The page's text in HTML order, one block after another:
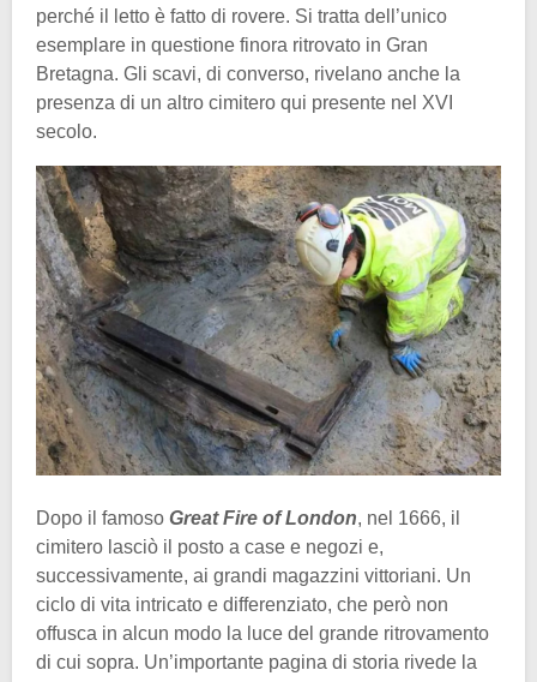
perché il letto è fatto di rovere. Si tratta dell’unico
esemplare in questione finora ritrovato in Gran
Bretagna. Gli scavi, di converso, rivelano anche la
presenza di un altro cimitero qui presente nel XVI
secolo.
Dopo il famoso Great Fire of London, nel 1666, il
cimitero lasciò il posto a case e negozi e,
successivamente, ai grandi magazzini vittoriani. Un
ciclo di vita intricato e differenziato, che però non
offusca in alcun modo la luce del grande ritrovamento
di cui sopra. Un’importante pagina di storia rivede la